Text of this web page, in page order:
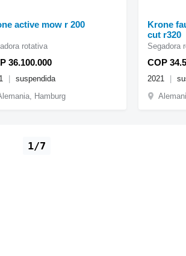
active mow r 200
36.100.000
rotativa
suspendida
Hamburg
Krone
cut r320
COP
Segadora
2021
1/7